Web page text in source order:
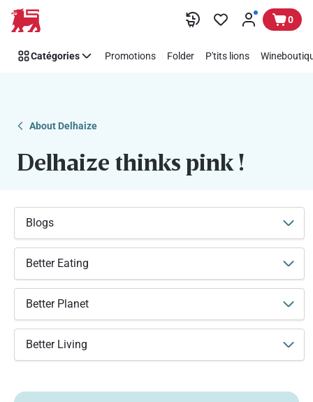
Passer
Soutenez
facilement
Pink
0
Catégories Promotions Folder P'tits lions
About Delhaize
Delhaize thinks pink !
Blogs
Better Eating
Better Planet
Better Living